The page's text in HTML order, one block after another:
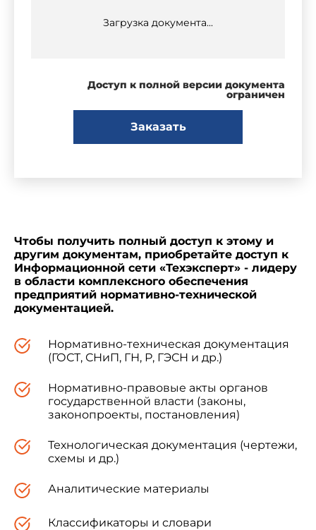
Загрузка документа...
Доступ к полной версии документа
ограничен
Заказать
Чтобы получить полный доступ к этому и
другим документам, приобретайте доступ к
Информационной сети «Техэксперт» - лидеру
в области комплексного обеспечения
предприятий нормативно-технической
документацией.
Нормативно-техническая документация
(ГОСТ, СНиП, ГН, Р, ГЭСН и др.)
Нормативно-правовые акты органов
государственной власти (законы,
законопроекты, постановления)
Технологическая документация (чертежи,
схемы и др.)
Аналитические материалы
Классификаторы и словари